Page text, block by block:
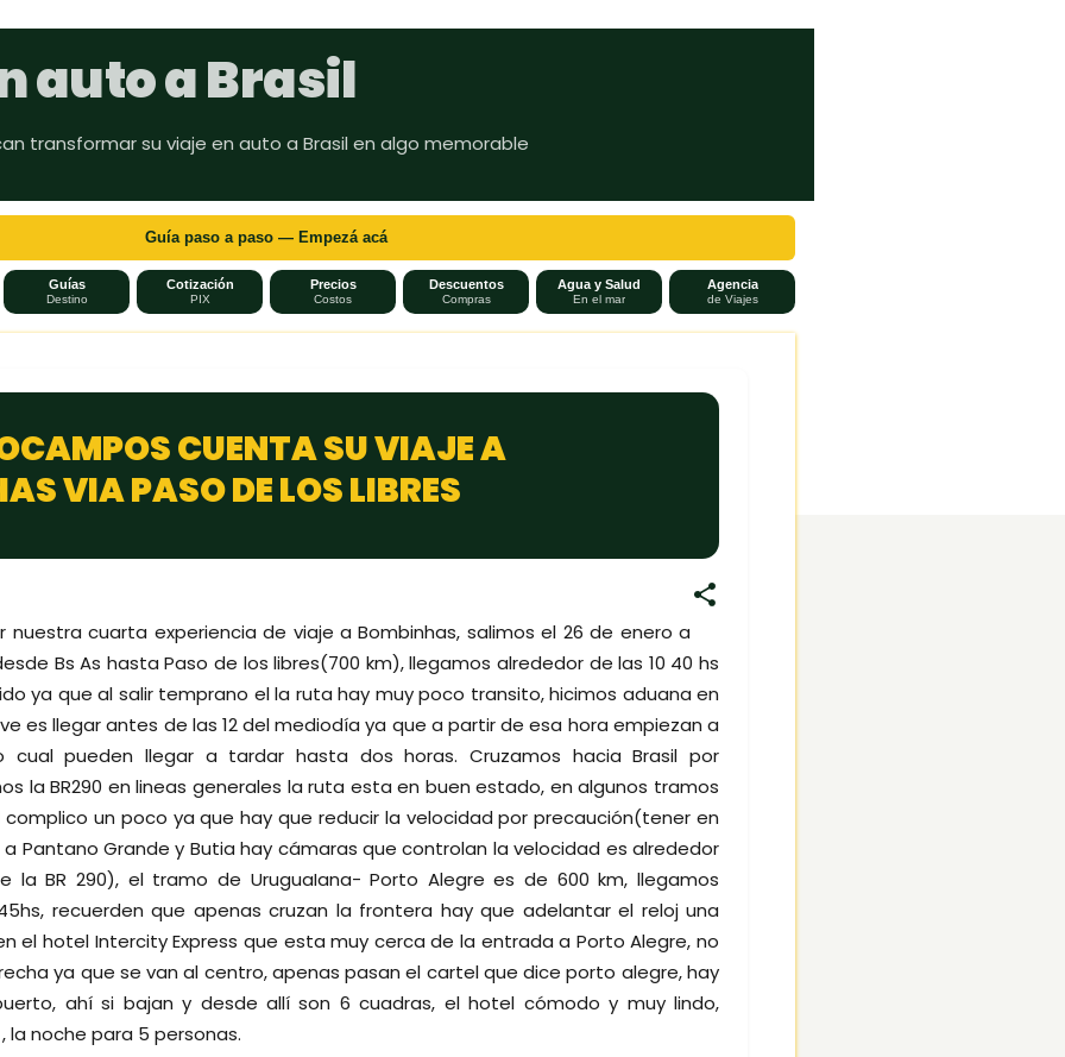
Ir al contenido principal
auto a Brasil
transformar su viaje en auto a Brasil en algo memorable
Guía paso a paso — Empezá acá
Guías
Destino
Cotización
PIX
Precios
Costos
Descuentos
Compras
Agua y Salud
En el mar
Agencia
de Viajes
CUENTA SU VIAJE A
VIA PASO DE LOS LIBRES
nuestra cuarta experiencia de viaje a Bombinhas, salimos el 26 de enero a
Bs As hasta Paso de los libres(700 km), llegamos alrededor de las 10 40 hs
ya que al salir temprano el la ruta hay muy poco transito, hicimos aduana en
es llegar antes de las 12 del mediodía ya que a partir de esa hora empiezan a
cual pueden llegar a tardar hasta dos horas. Cruzamos hacia Brasil por
la BR290 en lineas generales la ruta esta en buen estado, en algunos tramos
complico un poco ya que hay que reducir la velocidad por precaución(tener en
Pantano Grande y Butia hay cámaras que controlan la velocidad es alrededor
la BR 290), el tramo de UruguaIana- Porto Alegre es de 600 km, llegamos
recuerden que apenas cruzan la frontera hay que adelantar el reloj una
el hotel Intercity Express que esta muy cerca de la entrada a Porto Alegre, no
ya que se van al centro, apenas pasan el cartel que dice porto alegre, hay
ahí si bajan y desde allí son 6 cuadras, el hotel cómodo y muy lindo,
, la noche para 5 personas.